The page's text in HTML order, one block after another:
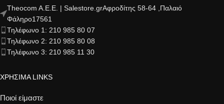
Theocom A.E.E. | Salestore.grΑφροδίτης 58-64 ,Παλαιό
Φάληρο17561
Τηλέφωνο 1: 210 985 80 07
Τηλέφωνο 2: 210 985 80 08
Τηλέφωνο 3: 210 985 11 30
ΧΡΗΣΙΜΑ LINKS
Ποιοί είμαστε